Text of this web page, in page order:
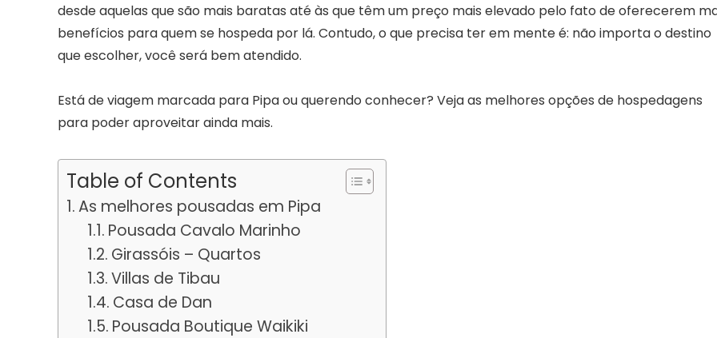
desde aquelas que são mais baratas até às que têm um preço mais elevado pelo fato de oferecerem
benefícios para quem se hospeda por lá. Contudo, o que precisa ter em mente é: não importa o destino
que escolher, você será bem atendido.
Está de viagem marcada para Pipa ou querendo conhecer? Veja as melhores opções de hospedagens
para poder aproveitar ainda mais.
Table of Contents
As melhores pousadas em Pipa
Pousada Cavalo Marinho
Girassóis – Quartos
Villas de Tibau
Casa de Dan
Pousada Boutique Waikiki